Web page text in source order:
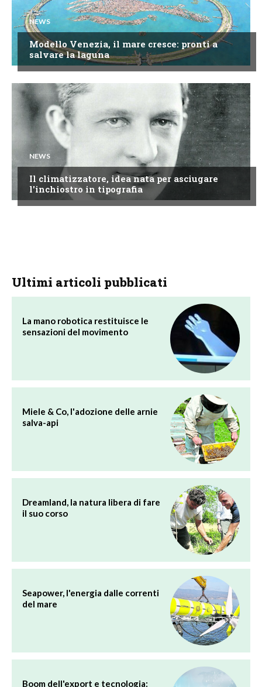
NEWS
Modello Venezia, il mare cresce: pronti a
salvare la laguna
NEWS
Il climatizzatore, idea nata per asciugare
l'inchiostro in tipografia
Ultimi articoli pubblicati
La mano robotica restituisce le
sensazioni del movimento
Miele & Co, l'adozione delle arnie
salva-api
Dreamland, la natura libera di fare
il suo corso
Seapower, l'energia dalle correnti
del mare
Boom dell'export e tecnologia: